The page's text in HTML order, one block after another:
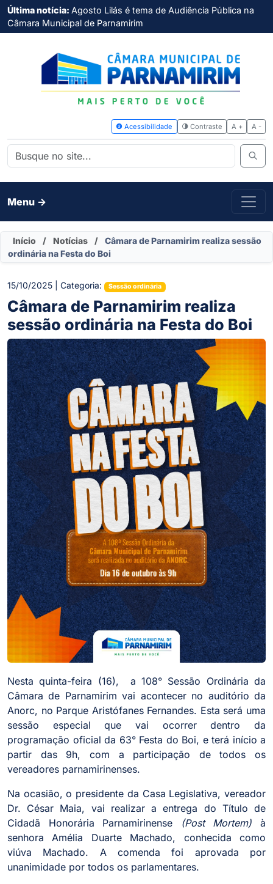
Última notícia: Agosto Lilás é tema de Audiência Pública na
Câmara Municipal de Parnamirim
Menu ->
Início / Notícias /
Câmara de Parnamirim realiza sessão
ordinária na Festa do Boi
15/10/2025 | Categoria: Sessão ordinária
Câmara de Parnamirim realiza
sessão ordinária na Festa do Boi
Nesta quinta-feira (16), a 108° Sessão Ordinária da
Câmara de Parnamirim vai acontecer no auditório da
Anorc, no Parque Aristófanes Fernandes. Esta será uma
sessão especial que vai ocorrer dentro da
programação oficial da 63° Festa do Boi, e terá início a
partir das 9h, com a participação de todos os
vereadores parnamirinenses.
Na ocasião, o presidente da Casa Legislativa, vereador
Dr. César Maia, vai realizar a entrega do Título de
Cidadã Honorária Parnamirinense
(Post Mortem) à
senhora Amélia Duarte Machado, conhecida como
viúva Machado. A comenda foi aprovada por
unanimidade por todos os parlamentares.